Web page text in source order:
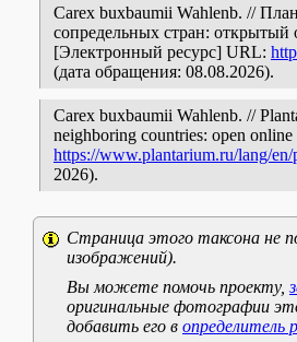
Carex buxbaumii Wahlenb. //
сопредельных стран: открытый
[Электронный ресурс] URL:
(дата обращения: 08.08.2026).
Carex buxbaumii Wahlenb. //
neighboring countries: open
https://www.plantarium.ru/lang/
2026).
Страница этого таксона не
изображений).
Вы можете помочь проекту,
оригинальные фотографии
добавить его в определитель